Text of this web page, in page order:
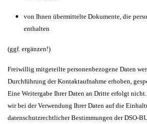
von Ihnen übermittelte Dokumente, die
enthalten
(ggf. ergänzen!)
Freiwillig mitgeteilte personenbezogene Daten
Durchführung der Kontaktaufnahme erhoben,
Eine Weitergabe Ihrer Daten an Dritte erfolgt
wir bei der Verwendung Ihrer Daten auf die
datenschutzrechtlicher Bestimmungen der DSO-